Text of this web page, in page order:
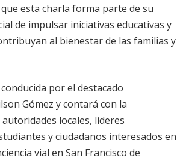
esta charla forma parte de su
de impulsar iniciativas educativas y
al bienestar de las familias y
por el destacado
Gómez y contará con la
locales, líderes
y ciudadanos interesados en
vial en San Francisco de